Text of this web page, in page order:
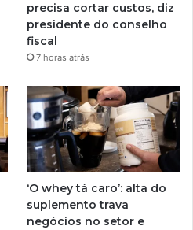
precisa cortar custos, diz
presidente do conselho
fiscal
7 horas atrás
‘O whey tá caro’: alta do
suplemento trava
negócios no setor e